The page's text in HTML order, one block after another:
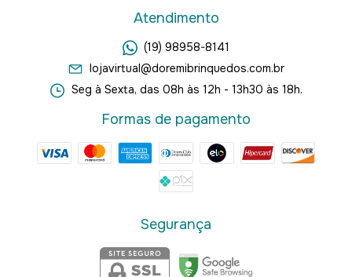
Atendimento
(19) 98958-8141
lojavirtual@doremibrinquedos.com.br
Seg à Sexta, das 08h às 12h - 13h30 às 18h.
Formas de pagamento
Segurança